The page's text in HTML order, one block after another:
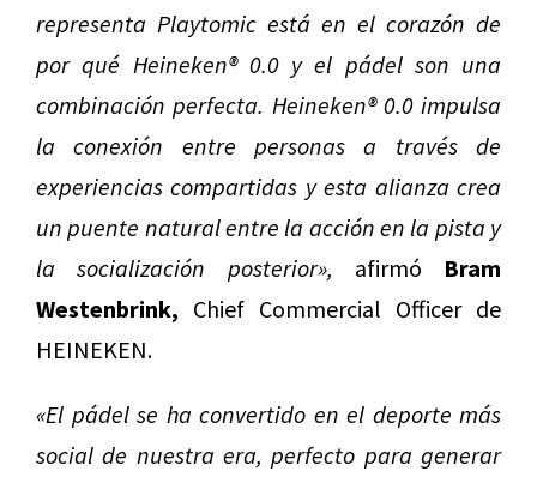
representa Playtomic está en el corazón de
por qué Heineken® 0.0 y el pádel son una
combinación perfecta. Heineken® 0.0 impulsa
la conexión entre personas a través de
experiencias compartidas y esta alianza crea
un puente natural entre la acción en la pista y
la socialización posterior», afirmó Bram
Westenbrink, Chief Commercial Officer de
HEINEKEN.
«El pádel se ha convertido en el deporte más
social de nuestra era, perfecto para generar